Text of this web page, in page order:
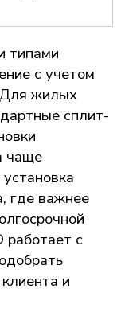
типами
с учетом
Для жилых
сплит-
чаще
где важнее
с
и